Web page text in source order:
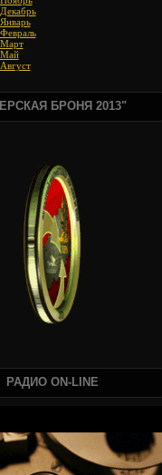
БРОНЯ 2013"
РАДИО ON-LINE